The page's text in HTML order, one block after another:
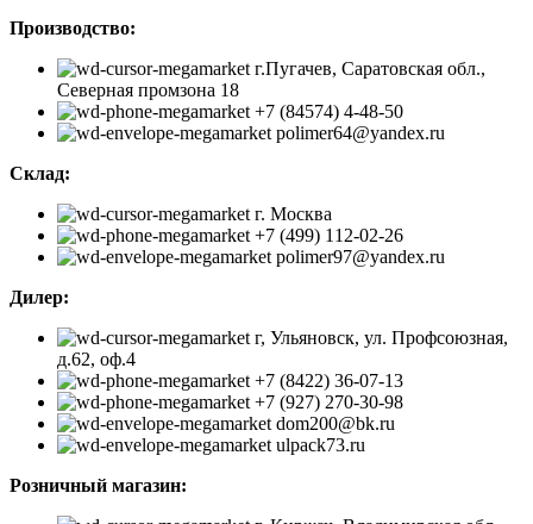
Производство:
г.Пугачев, Саратовская обл.,
Северная промзона 18
+7 (84574) 4-48-50
polimer64@yandex.ru
Склад:
г. Москва
+7 (499) 112-02-26
polimer97@yandex.ru
Дилер:
г, Ульяновск, ул. Профсоюзная,
д.62, оф.4
+7 (8422) 36-07-13
+7 (927) 270-30-98
dom200@bk.ru
ulpack73.ru
Розничный магазин: